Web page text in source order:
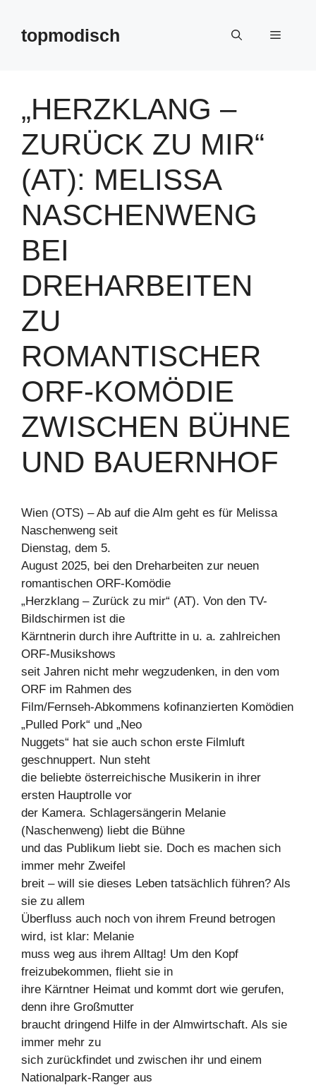
springentopmodisch Menü
„HERZKLANG –
ZURÜCK ZU MIR“
(AT): MELISSA
NASCHENWENG
BEI
DREHARBEITEN
ZU
ROMANTISCHER
ORF-KOMÖDIE
ZWISCHEN BÜHNE
UND BAUERNHOF
Wien (OTS) – Ab auf die Alm geht es für Melissa
Naschenweng seit
Dienstag, dem 5.
August 2025, bei den Dreharbeiten zur neuen
romantischen ORF-Komödie
„Herzklang – Zurück zu mir“ (AT). Von den TV-
Bildschirmen ist die
Kärntnerin durch ihre Auftritte in u. a. zahlreichen
ORF-Musikshows
seit Jahren nicht mehr wegzudenken, in den vom
ORF im Rahmen des
Film/Fernseh-Abkommens kofinanzierten Komödien
„Pulled Pork“ und „Neo
Nuggets“ hat sie auch schon erste Filmluft
geschnuppert. Nun steht
die beliebte österreichische Musikerin in ihrer
ersten Hauptrolle vor
der Kamera. Schlagersängerin Melanie
(Naschenweng) liebt die Bühne
und das Publikum liebt sie. Doch es machen sich
immer mehr Zweifel
breit – will sie dieses Leben tatsächlich führen? Als
sie zu allem
Überfluss auch noch von ihrem Freund betrogen
wird, ist klar: Melanie
muss weg aus ihrem Alltag! Um den Kopf
freizubekommen, flieht sie in
ihre Kärntner Heimat und kommt dort wie gerufen,
denn ihre Großmutter
braucht dringend Hilfe in der Almwirtschaft. Als sie
immer mehr zu
sich zurückfindet und zwischen ihr und einem
Nationalpark-Ranger aus